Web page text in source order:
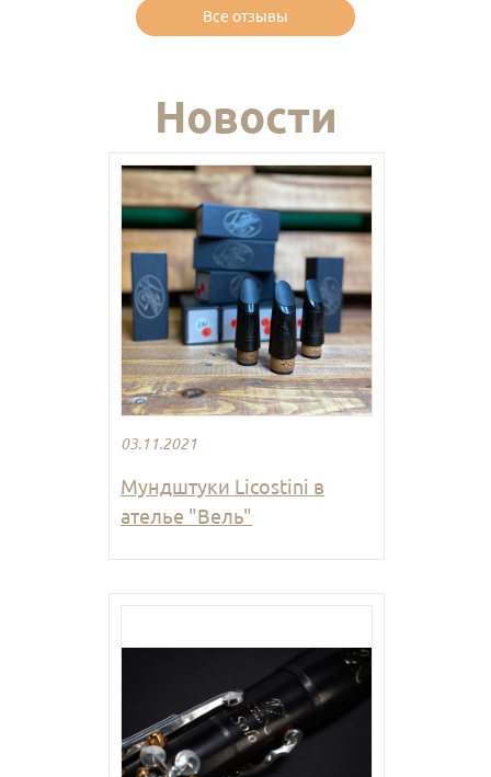
Все отзывы
Новости
03.11.2021
Мундштуки Licostini в
ателье "Вель"